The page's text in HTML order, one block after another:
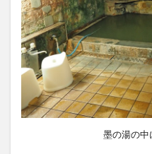
墨の湯の中